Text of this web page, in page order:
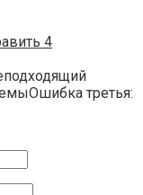
4
третья: